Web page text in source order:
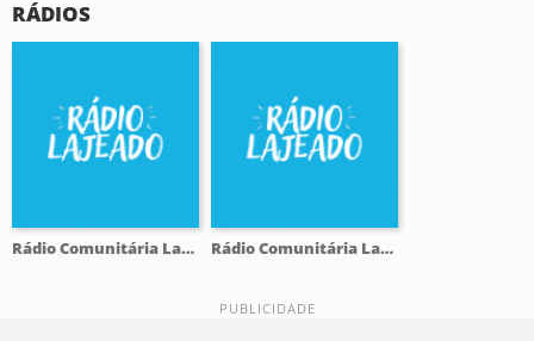
RÁDIOS
Rádio Comunitária Lajeado FM 98.1 Rádio Comunitária Lajeado FM 98.1